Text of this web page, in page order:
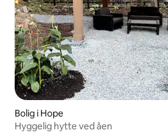
Bolig i Hope
Hyggelig hytte ved åen